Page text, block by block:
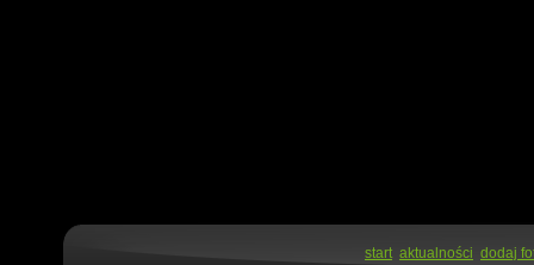
start aktualności dodaj